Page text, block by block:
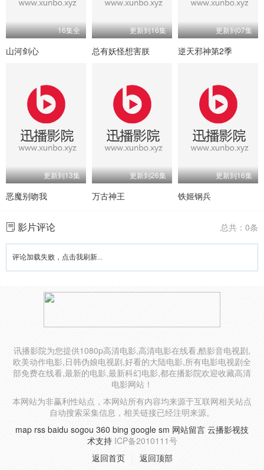
16集全
山河剑心
更新到16集
总有妖怪想害朕
更新到07集
逆天邪神第2季
更新到13集
恶魔别吻我
更新到26集
万古神王
更新到16集
铁姬钢兵
总共：0条
影片评论
评论加载失败，点击我刷新...
讯播影院为您提供1080p高清电影,高清电影在线看,酷影音电视剧,
欧美动作电影,日韩伪娘电视剧,好看的大陆电影,所有电影电视剧全
部免费在线看,最新的电影,最新科幻电影,都在播影院欢迎收藏高清
电影网站！
本网站为非赢利性站点，本网站所有内容均来源于互联网相关站点
自动搜索采集信息，相关链接已经注明来源。
map rss baidu sogou 360 bing google sm 网站留言 云播影视技
术支持ICP备2010111号
返回首页
返回顶部